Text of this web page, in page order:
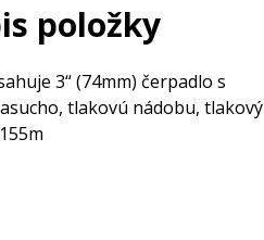
položky
3“ (74mm) čerpadlo s
tlakovú nádobu, tlakový